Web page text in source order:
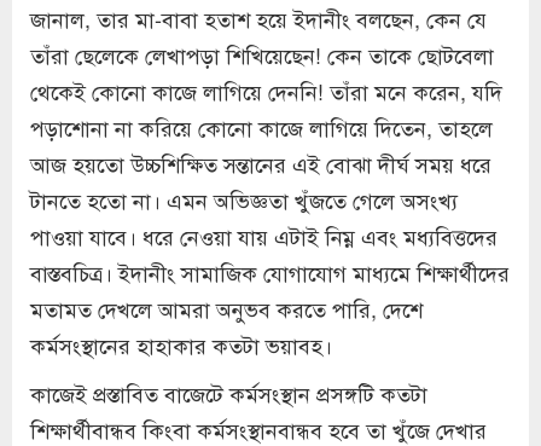
জানাল, তার মা-বাবা হতাশ হয়ে ইদানীং বলছেন, কেন যে
তাঁরা ছেলেকে লেখাপড়া শিখিয়েছেন! কেন তাকে ছোটবেলা
থেকেই কোনো কাজে লাগিয়ে দেননি! তাঁরা মনে করেন, যদি
পড়াশোনা না করিয়ে কোনো কাজে লাগিয়ে দিতেন, তাহলে
আজ হয়তো উচ্চশিক্ষিত সন্তানের এই বোঝা দীর্ঘ সময় ধরে
টানতে হতো না। এমন অভিজ্ঞতা খুঁজতে গেলে অসংখ্য
পাওয়া যাবে। ধরে নেওয়া যায় এটাই নিম্ন এবং মধ্যবিত্তদের
বাস্তবচিত্র। ইদানীং সামাজিক যোগাযোগ মাধ্যমে শিক্ষার্থীদের
মতামত দেখলে আমরা অনুভব করতে পারি, দেশে
কর্মসংস্থানের হাহাকার কতটা ভয়াবহ।
কাজেই প্রস্তাবিত বাজেটে কর্মসংস্থান প্রসঙ্গটি কতটা
শিক্ষার্থীবান্ধব কিংবা কর্মসংস্থানবান্ধব হবে তা খুঁজে দেখার